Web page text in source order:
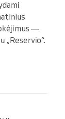
—
„Reservio“.